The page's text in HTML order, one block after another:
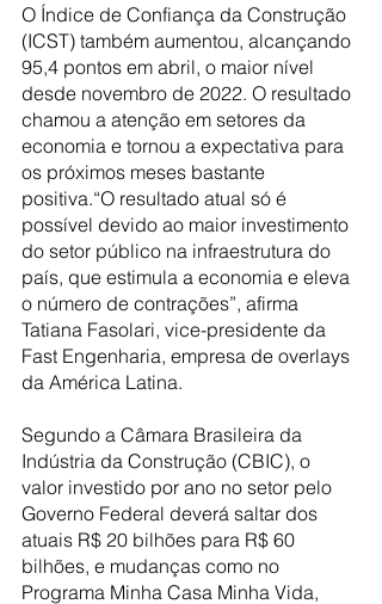
O Índice de Confiança da Construção
(ICST) também aumentou, alcançando
95,4 pontos em abril, o maior nível
desde novembro de 2022. O resultado
chamou a atenção em setores da
economia e tornou a expectativa para
os próximos meses bastante
positiva.“O resultado atual só é
possível devido ao maior investimento
do setor público na infraestrutura do
país, que estimula a economia e eleva
o número de contrações”, afirma
Tatiana Fasolari, vice-presidente da
Fast Engenharia, empresa de overlays
da América Latina.
Segundo a Câmara Brasileira da
Indústria da Construção (CBIC), o
valor investido por ano no setor pelo
Governo Federal deverá saltar dos
atuais R$ 20 bilhões para R$ 60
bilhões, e mudanças como no
Programa Minha Casa Minha Vida,